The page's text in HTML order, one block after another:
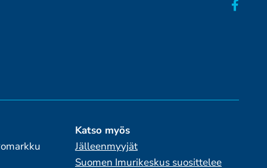
Katso myös
Jälleenmyyjät
Suomen Imurikeskus suosittelee